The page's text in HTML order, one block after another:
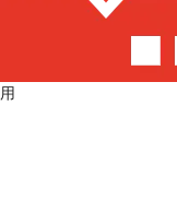
用